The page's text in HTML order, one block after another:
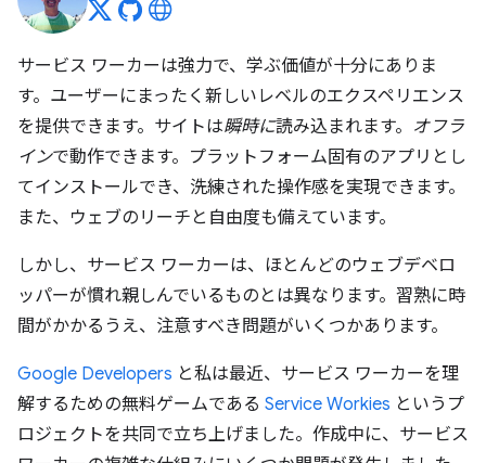
サービス ワーカーは強力で、学ぶ価値が十分にありま
す。ユーザーにまったく新しいレベルのエクスペリエンス
を提供できます。サイトは瞬時に読み込まれます。 オフラ
インで動作できます。プラットフォーム固有のアプリとし
てインストールでき、洗練された操作感を実現できます。
また、ウェブのリーチと自由度も備えています。
しかし、サービス ワーカーは、ほとんどのウェブデベロ
ッパーが慣れ親しんでいるものとは異なります。習熟に時
間がかかるうえ、注意すべき問題がいくつかあります。
Google Developers と私は最近、サービス ワーカーを理
解するための無料ゲームである Service Workies というプ
ロジェクトを共同で立ち上げました。作成中に、サービス